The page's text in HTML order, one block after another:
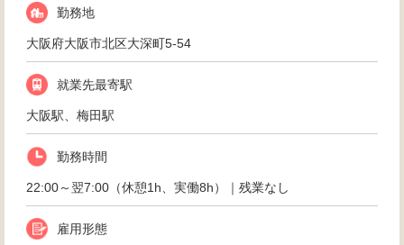
勤務地
大阪府大阪市北区大深町5-54
就業先最寄駅
大阪駅、梅田駅
勤務時間
22:00～翌7:00（休憩1h、実働8h）｜残業なし
雇用形態